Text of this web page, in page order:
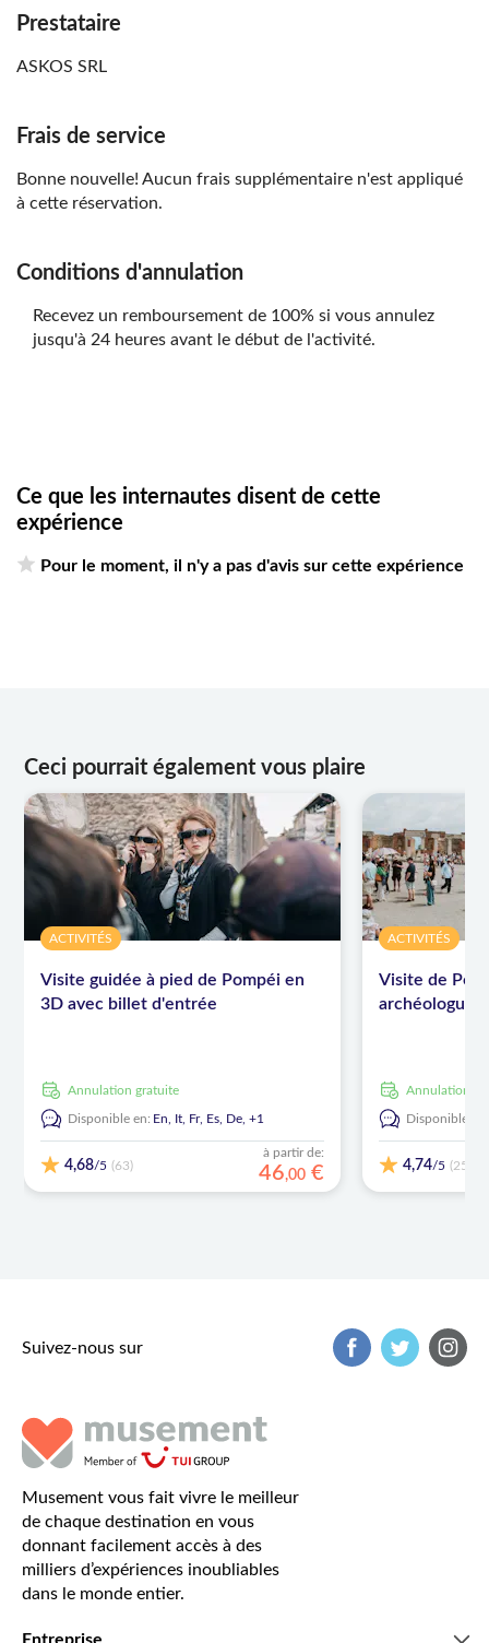
Prestataire
ASKOS SRL
Frais de service
Bonne nouvelle! Aucun frais supplémentaire n'est appliqué
à cette réservation.
Conditions d'annulation
Recevez un remboursement de 100% si vous annulez
jusqu'à 24 heures avant le début de l'activité.
Ce que les internautes disent de cette
expérience
Pour le moment, il n'y a pas d'avis sur cette expérience
Ceci pourrait également vous plaire
ACTIVITÉS
Visite guidée à pied de Pompéi en
3D avec billet d'entrée
Annulation gratuite
Disponible en: En, It, Fr, Es, De,+1
4,68/5 (63)
à partir de:
46,00 €
ACTIVITÉS
Visite de
archéologue
Annulation
Disponible en:
4,74/5 (259)
Suivez-nous sur
Musement vous fait vivre le meilleur
de chaque destination en vous
donnant facilement accès à des
milliers d’expériences inoubliables
dans le monde entier.